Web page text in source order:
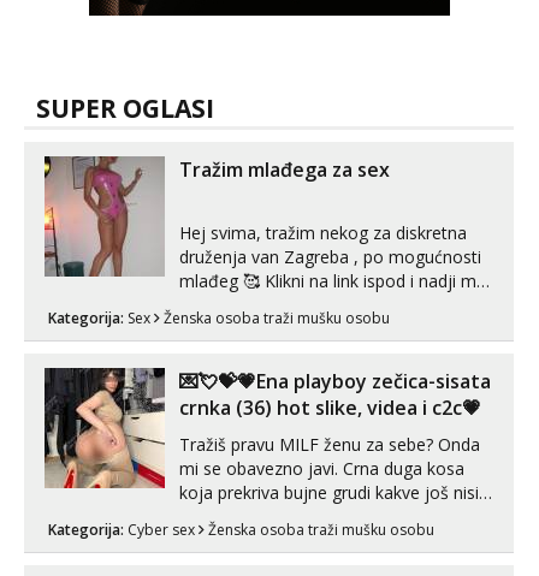
SUPER OGLASI
Tražim mlađega za sex
Hej svima, tražim nekog za diskretna
druženja van Zagreba , po mogućnosti
mlađeg 🥰 Klikni na link ispod i nadji me
Kategorija: Sex Ženska osoba traži mušku osobu
💌💘💝💗Ena playboy zečica-sisata
crnka (36) hot slike, videa i c2c💗
Tražiš pravu MILF ženu za sebe? Onda
mi se obavezno javi. Crna duga kosa
koja prekriva bujne grudi kakve još nisi
vidio, čista ŠESTICA! A usne? O usnama
bolje da ni ne pričam. Prave pune usne
Kategorija: Cyber sex Ženska osoba traži mušku osobu